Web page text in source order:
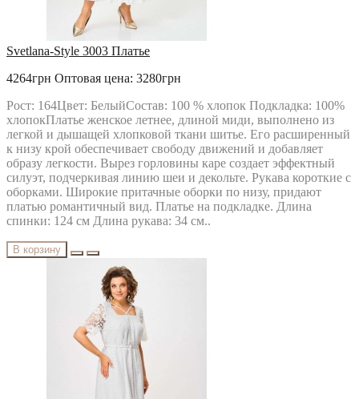
Svetlana-Style 3003 Платье
4264грн Оптовая цена: 3280грн
Рост: 164Цвет: БелыйСостав: 100 % хлопок Подкладка: 100%
хлопокПлатье женское летнее, длиной миди, выполнено из
легкой и дышащей хлопковой ткани шитье. Его расширенный
к низу крой обеспечивает свободу движений и добавляет
образу легкости. Вырез горловины каре создает эффектный
силуэт, подчеркивая линию шеи и декольте. Рукава короткие с
оборками. Широкие притачные оборки по низу, придают
платью романтичный вид. Платье на подкладке. Длина
спинки: 124 см Длина рукава: 34 см..
В корзину